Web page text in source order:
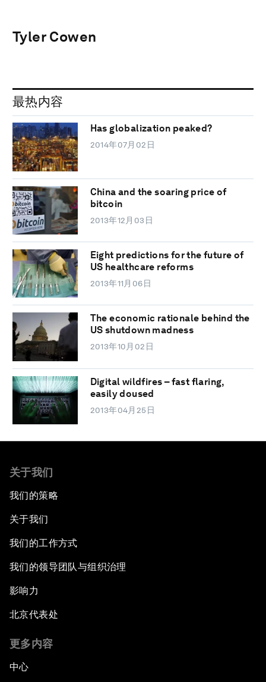
Tyler Cowen
最热内容
Has globalization peaked?
2014年07月02日
China and the soaring price of
bitcoin
2013年12月03日
Eight predictions for the future of
US healthcare reforms
2013年11月06日
The economic rationale behind the
US shutdown madness
2013年10月02日
Digital wildfires – fast flaring,
easily doused
2013年04月25日
关于我们
我们的策略
关于我们
我们的工作方式
我们的领导团队与组织治理
影响力
北京代表处
更多内容
中心